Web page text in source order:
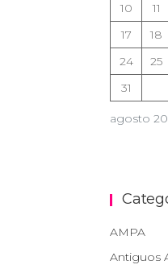
agosto
10
11
17
18
24
25
31
AMPA
Antiguos